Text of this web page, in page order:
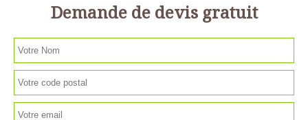
Demande de devis gratuit